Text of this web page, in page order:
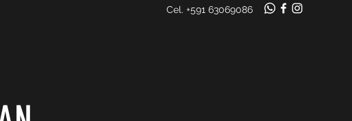
Cel. +591 63069086